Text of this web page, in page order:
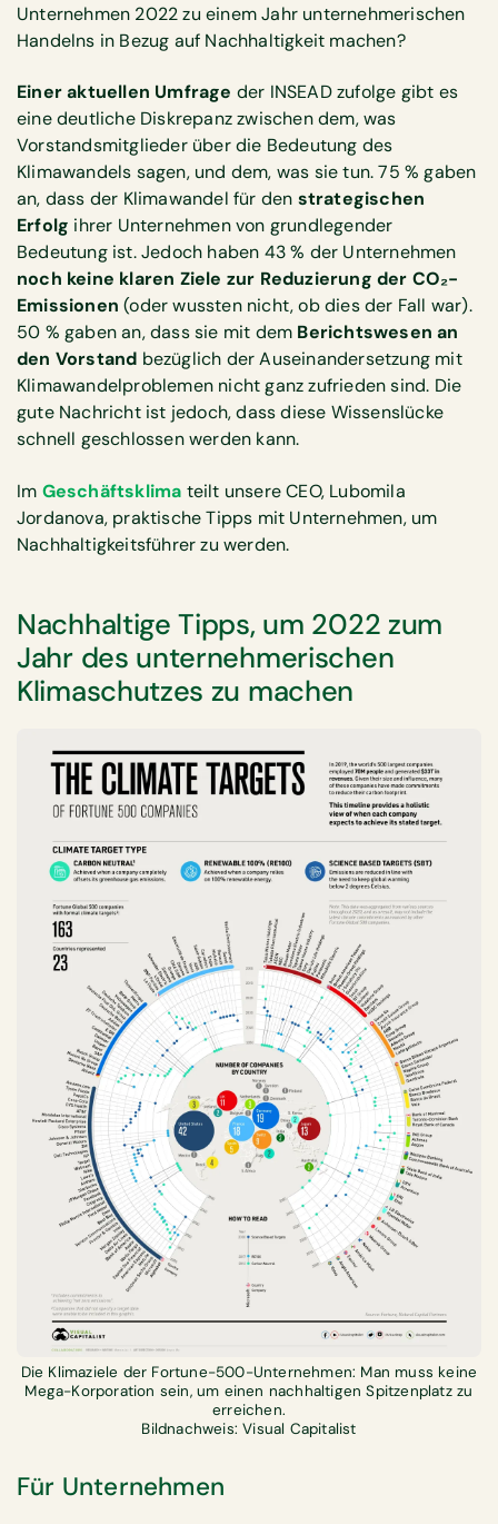
Unternehmen 2022 zu einem Jahr unternehmerischen
Handelns in Bezug auf Nachhaltigkeit machen?
Einer aktuellen Umfrage der INSEAD zufolge gibt es
eine deutliche Diskrepanz zwischen dem, was
Vorstandsmitglieder über die Bedeutung des
Klimawandels sagen, und dem, was sie tun. 75 % gaben
an, dass der Klimawandel für den strategischen
Erfolg ihrer Unternehmen von grundlegender
Bedeutung ist. Jedoch haben 43 % der Unternehmen
noch keine klaren Ziele zur Reduzierung der CO₂-
Emissionen (oder wussten nicht, ob dies der Fall war).
50 % gaben an, dass sie mit dem Berichtswesen an
den Vorstand bezüglich der Auseinandersetzung mit
Klimawandelproblemen nicht ganz zufrieden sind. Die
gute Nachricht ist jedoch, dass diese Wissenslücke
schnell geschlossen werden kann.
Im Geschäftsklima teilt unsere CEO, Lubomila
Jordanova, praktische Tipps mit Unternehmen, um
Nachhaltigkeitsführer zu werden.
Nachhaltige Tipps, um 2022 zum
Jahr des unternehmerischen
Klimaschutzes zu machen
Die Klimaziele der Fortune-500-Unternehmen: Man muss keine
Mega-Korporation sein, um einen nachhaltigen Spitzenplatz zu
erreichen.
Bildnachweis: Visual Capitalist
Für Unternehmen